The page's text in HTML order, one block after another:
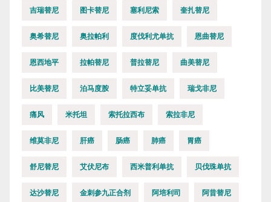
吉瑞替尼 图卡替尼 塞利尼索 奎扎替尼
奥希替尼 奥拉帕利 度伐利尤单抗 恩曲替尼
恩西地平 拉帕替尼 普拉替尼 曲美替尼
比美替尼 泊马度胺 特立妥单抗 瑞戈非尼
痛风 米托坦 索托拉西布 索拉非尼
维莫非尼 肝癌 肠癌 肺癌 胃癌
舒尼替尼 艾伏尼布 西米普利单抗 贝伐珠单抗
达沙替尼 金刺参九正合剂 阿培利司 阿昔替尼